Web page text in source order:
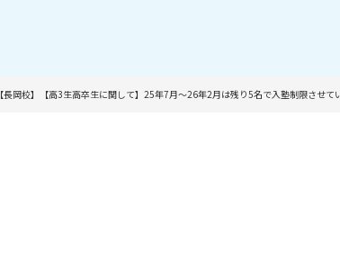
【長岡校】【高3生高卒生に関して】25年7月〜26年2月は残り5名で入塾制限させて